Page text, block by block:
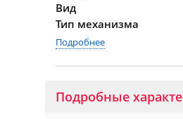
Вид
Тип механизма
Подробнее
Подробные